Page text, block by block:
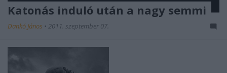
Katonás induló után a nagy semmi
Dankó János • 2011. szeptember 07.